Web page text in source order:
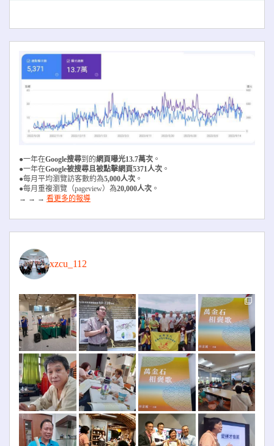
●一年在Google搜尋到的網頁曝光13.7萬次 。
●一年在Google被搜尋且被點擊網頁5371人次 。
●每月平均瀏覽訪客數約為5,000人次 。
●每月重複瀏覽（pageview）為20,000人次 。
→ → → 看更多的報導
xzcu_112